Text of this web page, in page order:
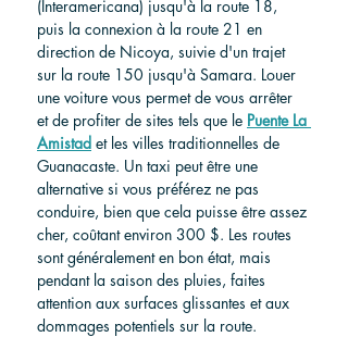
(Interamericana) jusqu'à la route 18,
puis la connexion à la route 21 en
direction de Nicoya, suivie d'un trajet
sur la route 150 jusqu'à Samara. Louer
une voiture vous permet de vous arrêter
et de profiter de sites tels que le Puente La
Amistad et les villes traditionnelles de
Guanacaste. Un taxi peut être une
alternative si vous préférez ne pas
conduire, bien que cela puisse être assez
cher, coûtant environ 300 $. Les routes
sont généralement en bon état, mais
pendant la saison des pluies, faites
attention aux surfaces glissantes et aux
dommages potentiels sur la route.